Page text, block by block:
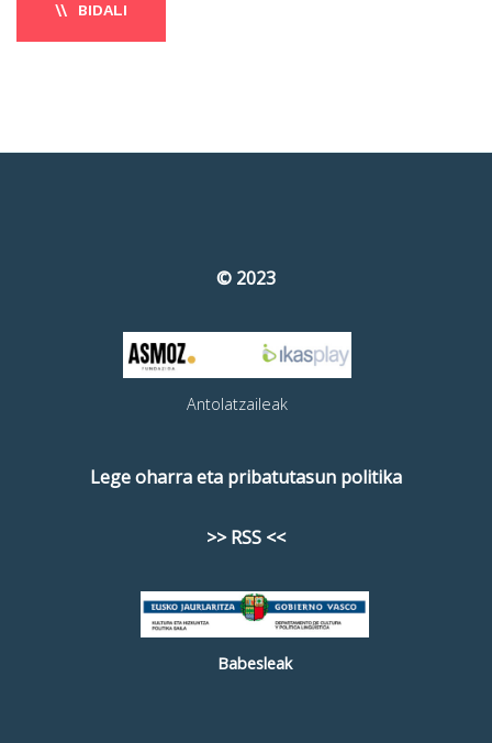
BIDALI
© 2023
Antolatzaileak
Lege oharra eta pribatutasun politika
>> RSS <<
Babesleak